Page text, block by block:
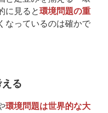
に見ると環境問題の重
なっているのは確かで
る
環境問題は世界的な大